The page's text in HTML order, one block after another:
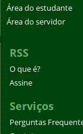
Área do estudante
Área do servidor
RSS
O que é?
Assine
Serviços
Perguntas